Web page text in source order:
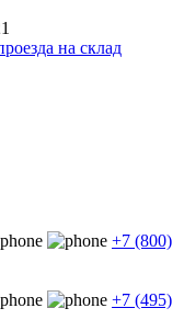
на склад
+7 (800)
+7 (495)